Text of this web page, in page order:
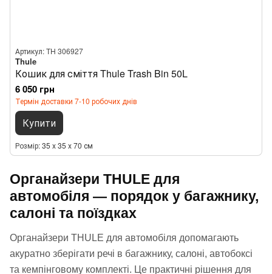
Артикул: TH 306927
Thule
Кошик для сміття Thule Trash Bin 50L
6 050 грн
Термін доставки 7-10 робочих днів
Купити
Розмір 35 x 35 x 70 см
Органайзери THULE для
автомобіля — порядок у багажнику,
салоні та поїздках
Органайзери THULE для автомобіля допомагають
акуратно зберігати речі в багажнику, салоні, автобоксі
та кемпінговому комплекті. Це практичні рішення для